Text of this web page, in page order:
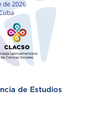
de Estudios